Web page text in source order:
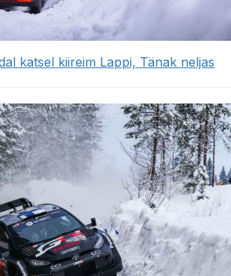
katsel kiireim Lappi, Tänak neljas